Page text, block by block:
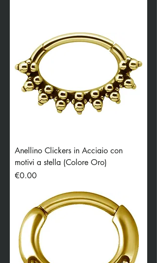
Anellino Clickers in Acciaio con
motivi a stella (Colore Oro)
Price
€0.00